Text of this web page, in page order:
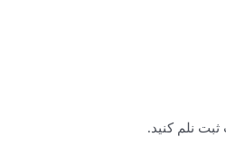
نلم کنید.